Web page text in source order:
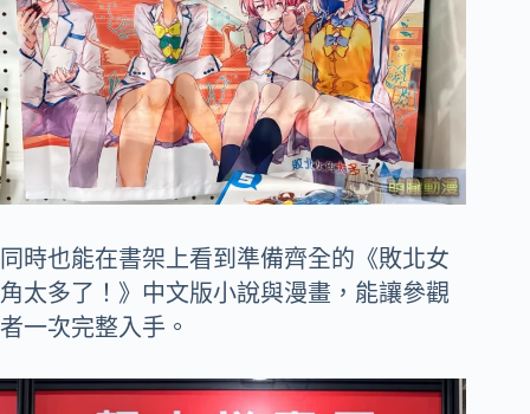
同時也能在書架上看到準備齊全的《敗北女
角太多了！》中文版小說與漫畫，能讓參觀
者一次完整入手。